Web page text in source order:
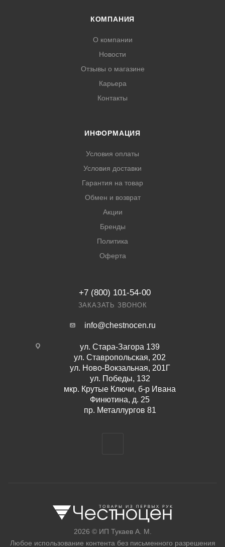
КОМПАНИЯ
О компании
Новости
Отзывы о магазине
Карьера
Контакты
ИНФОРМАЦИЯ
Условия оплаты
Условия доставки
Гарантия на товар
Обмен и возврат
Акции
Бренды
Политика
Оферта
+7 (800) 101-54-00
ЗАКАЗАТЬ ЗВОНОК
info@chestnocen.ru
ул. Стара-Загора 139
ул. Ставропольская, 202
ул. Ново-Вокзальная, 201Г
ул. Победы, 132
мкр. Крутые Ключи, б-р Ивана
Финютина, д. 25
пр. Металлургов 81
2026 © ИП Тукаев А. М.
Любое использование контента без письменного разрешения